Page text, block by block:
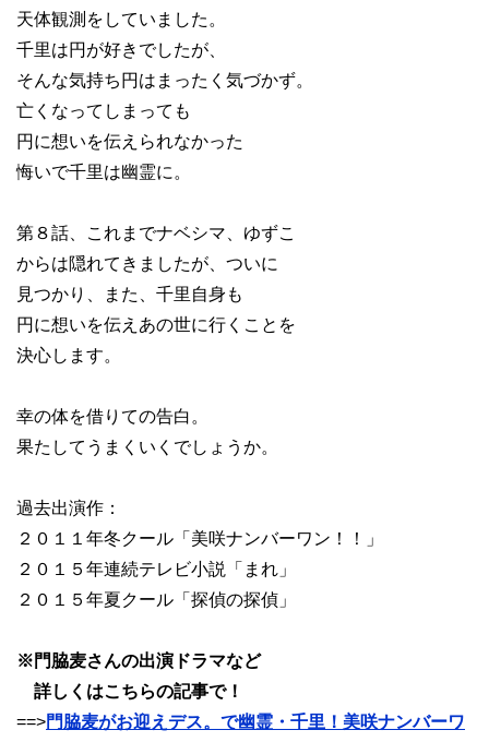
天体観測をしていました。
千里は円が好きでしたが、
そんな気持ち円はまったく気づかず。
亡くなってしまっても
円に想いを伝えられなかった
悔いで千里は幽霊に。
第８話、これまでナベシマ、ゆずこ
からは隠れてきましたが、ついに
見つかり、また、千里自身も
円に想いを伝えあの世に行くことを
決心します。
幸の体を借りての告白。
果たしてうまくいくでしょうか。
過去出演作：
２０１１年冬クール「美咲ナンバーワン！！」
２０１５年連続テレビ小説「まれ」
２０１５年夏クール「探偵の探偵」
※門脇麦さんの出演ドラマなど
詳しくはこちらの記事で！
==>門脇麦がお迎えデス。で幽霊・千里！美咲ナンバーワ